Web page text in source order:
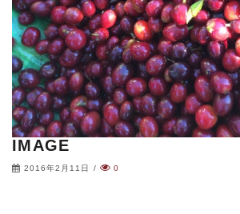
IMAGE
2016年2月11日 / 0